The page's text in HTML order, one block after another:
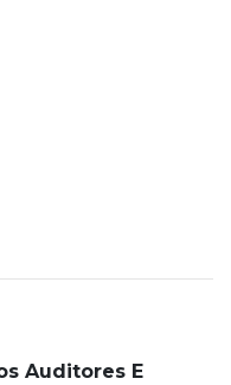
Auditores E